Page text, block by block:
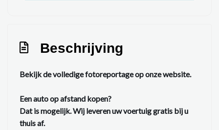
Beschrijving
Bekijk de volledige fotoreportage op onze website.
Een auto op afstand kopen?
Dat is mogelijk. Wij leveren uw voertuig gratis bij u
thuis af.